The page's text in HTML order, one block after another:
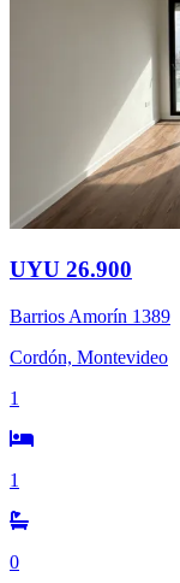
UYU 26.900
Barrios Amorín 1389
Cordón, Montevideo
1
1
0